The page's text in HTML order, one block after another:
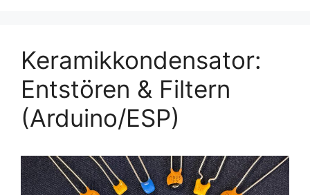
Keramikkondensator:
Entstören & Filtern
(Arduino/ESP)